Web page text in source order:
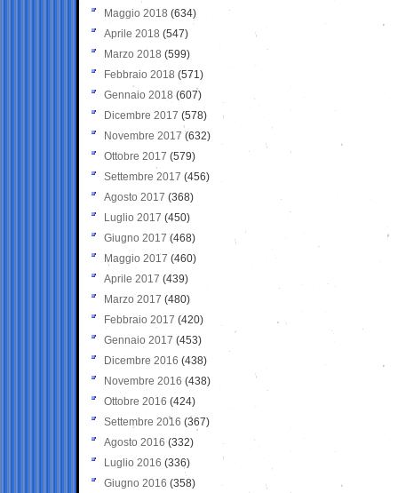
Maggio 2018 (634)
Aprile 2018 (547)
Marzo 2018 (599)
Febbraio 2018 (571)
Gennaio 2018 (607)
Dicembre 2017 (578)
Novembre 2017 (632)
Ottobre 2017 (579)
Settembre 2017 (456)
Agosto 2017 (368)
Luglio 2017 (450)
Giugno 2017 (468)
Maggio 2017 (460)
Aprile 2017 (439)
Marzo 2017 (480)
Febbraio 2017 (420)
Gennaio 2017 (453)
Dicembre 2016 (438)
Novembre 2016 (438)
Ottobre 2016 (424)
Settembre 2016 (367)
Agosto 2016 (332)
Luglio 2016 (336)
Giugno 2016 (358)